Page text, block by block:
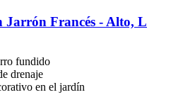
Jarrón Francés -​ Alto, L
fundido
drenaje
en el jardín